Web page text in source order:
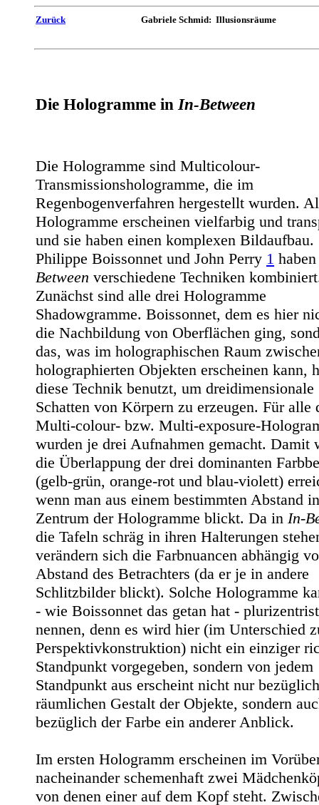
Zurück Gabriele Schmid: Illusionsräume
Die Hologramme in In-Between
Die Hologramme sind Multicolour-
Transmissionshologramme, die im
Regenbogenverfahren hergestellt wurden.
Hologramme erscheinen vielfarbig und
und sie haben einen komplexen Bildaufbau.
Philippe Boissonnet und John Perry 1
Between verschiedene Techniken
Zunächst sind alle drei Hologramme
Shadowgramme. Boissonnet, dem es hier
die Nachbildung von Oberflächen ging,
das, was im holographischen Raum
holographierten Objekten erscheinen kann,
diese Technik benutzt, um dreidimensionale
Schatten von Körpern zu erzeugen. Für alle
Multi-colour- bzw. Multi-exposure-
wurden je drei Aufnahmen gemacht. Damit
die Überlappung der drei dominanten
(gelb-grün, orange-rot und blau-violett)
wenn man aus einem bestimmten Abstand
Zentrum der Hologramme blickt. Da in In-
die Tafeln schräg in ihren Halterungen
verändern sich die Farbnuancen abhängig
Abstand des Betrachters (da er je in andere
Schlitzbilder blickt). Solche Hologramme
- wie Boissonnet das getan hat -
nennen, denn es wird hier (im Unterschied
Perspektivkonstruktion) nicht ein einziger
Standpunkt vorgegeben, sondern von jedem
Standpunkt aus erscheint nicht nur
räumlichen Gestalt der Objekte, sondern
bezüglich der Farbe ein anderer Anblick.
Im ersten Hologramm erscheinen im
nacheinander schemenhaft zwei
von denen einer auf dem Kopf steht.